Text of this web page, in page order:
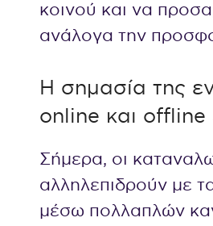
κοινού και να
ανάλογα την
Η σημασία της
online και offline
Σήμερα, οι
αλληλεπιδρούν με
μέσω πολλαπλών